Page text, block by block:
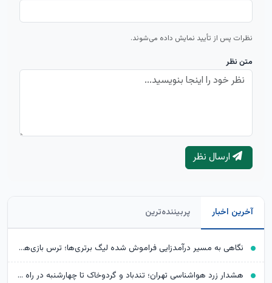
نظرات پس از تأیید نمایش داده می‌شوند.
متن نظر
ارسال نظر
آخرین اخبار پربیننده‌ترین
نگاهی به مسیر درآمدزایی فراموش شده لیگ برتری‌ها؛ ترس بازی‌‎های تدارکاتی بزرگ ریخته شود
هشدار زرد هواشناسی تهران؛ تندباد و گردوخاک تا چهارشنبه در راه است